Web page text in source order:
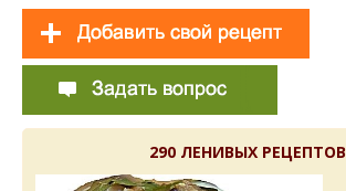
290 ЛЕНИВЫХ РЕЦЕПТОВ